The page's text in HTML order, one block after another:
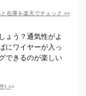
在庫を楽天でチェック >>
ょう？通気性がよ
にワイヤーが入っ
できるのが楽しい
) >